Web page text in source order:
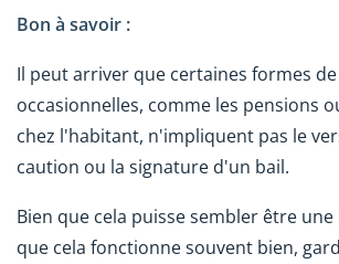
Bon à savoir :
Il peut arriver que certaines formes
occasionnelles, comme les pensions
chez l'habitant, n'impliquent pas le
caution ou la signature d'un bail.
Bien que cela puisse sembler être
que cela fonctionne souvent bien,